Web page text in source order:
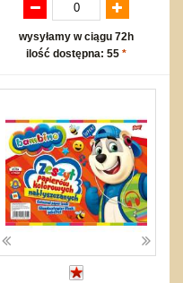
wysyłamy w ciągu 72h
ilość dostępna: 55 *